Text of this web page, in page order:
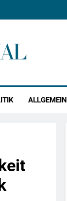
ALLGEMEIN